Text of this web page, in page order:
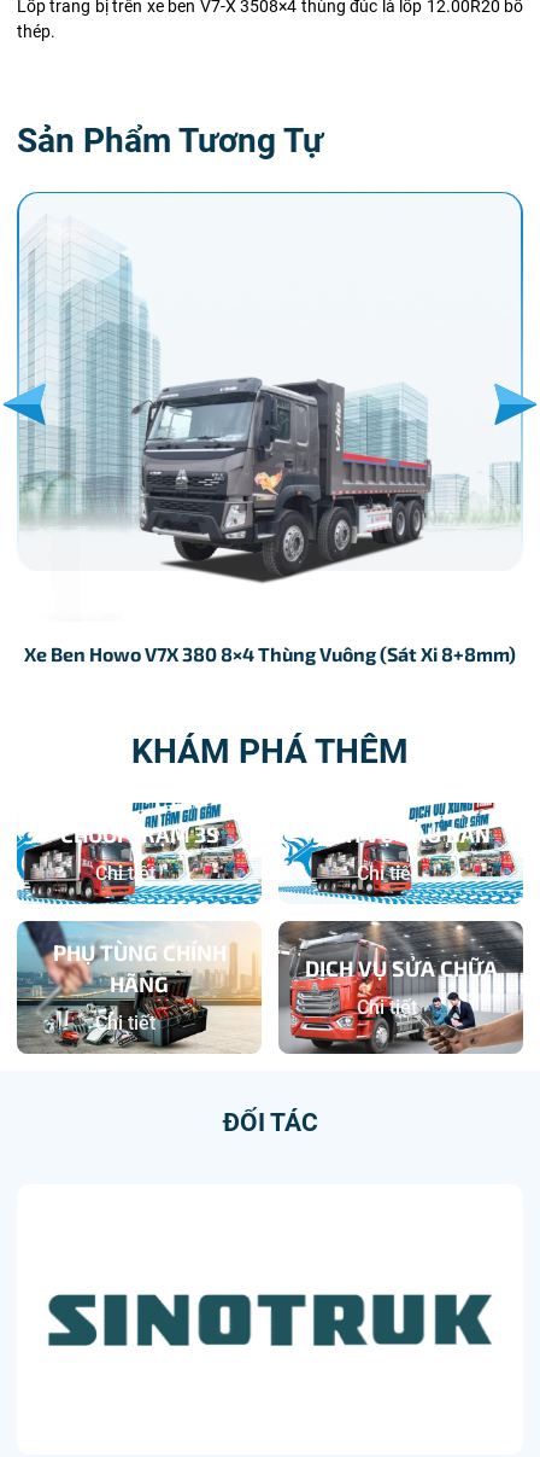
Lốp trang bị trên xe ben V7-X 3508×4 thùng đúc là lốp 12.00R20 bố
thép.
Sản Phẩm Tương Tự
Xe Ben Howo V7X 380 8×4 Thùng Vuông (Sát Xi 8+8mm)
KHÁM PHÁ THÊM
CHUỖI TRẠM 3S
Chi tiết
DỊCH VỤ SAU BÁN
Chi tiết
PHỤ TÙNG CHÍNH
HÃNG
Chi tiết
DỊCH VỤ SỬA CHỮA
Chi tiết
ĐỐI TÁC